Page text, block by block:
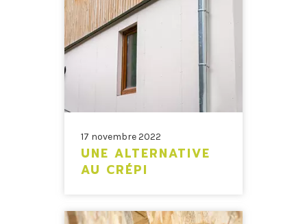
17 novembre 2022
UNE ALTERNATIVE
AU CRÉPI